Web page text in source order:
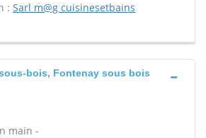
: Sarl m@g cuisinesetbains
bois, Fontenay sous bois
main -